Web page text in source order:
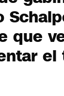
que
el